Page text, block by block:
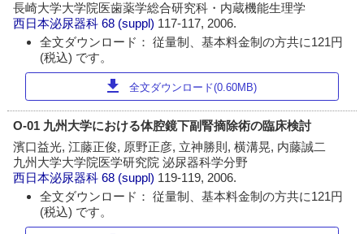
長崎大学大学院医歯薬学総合研究科・内蔵機能生理学
西日本泌尿器科 68 (suppl) 117-117, 2006.
全文ダウンロード： 従量制、基本料金制の方共に121円
(税込) です。
download 全文ダウンロード(0.60MB)
O-01 九州大学における体腔鏡下副腎摘除術の臨床検討
濱口益光, 江藤正俊, 原野正彦, 立神勝則, 横溝晃, 内藤誠二
九州大学大学院医学研究院 泌尿器科学分野
西日本泌尿器科 68 (suppl) 119-119, 2006.
全文ダウンロード： 従量制、基本料金制の方共に121円
(税込) です。